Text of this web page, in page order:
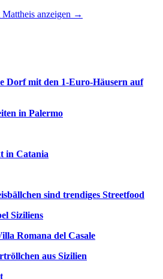
anzeigen →
Dorf mit den 1-Euro-Häusern auf
in Palermo
in Catania
sind trendiges Streetfood
Siziliens
Romana del Casale
aus Sizilien